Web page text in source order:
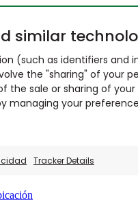
similar
(such as identifiers and
the "sharing" of your
the sale or sharing of
managing your
Tracker Details